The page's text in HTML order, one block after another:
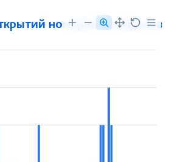
номеров телефонов